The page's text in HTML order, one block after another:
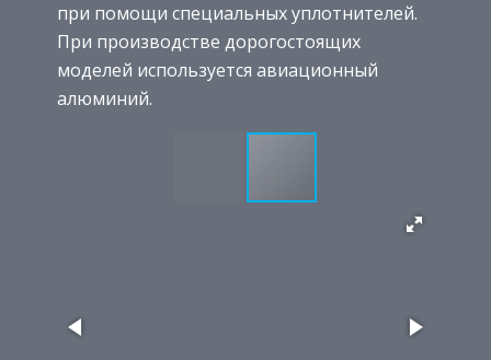
при помощи специальных уплотнителей.
При производстве дорогостоящих
моделей используется авиационный
алюминий.